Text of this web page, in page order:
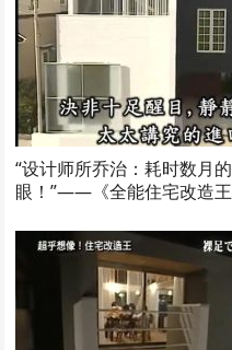
“设计师所乔治：耗时数月
眼！”——《全能住宅改造